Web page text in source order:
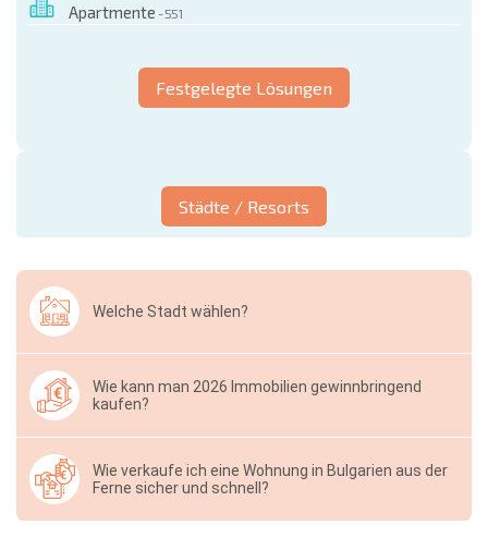
Apartmente - 551
Festgelegte Lösungen
Städte / Resorts
Welche Stadt wählen?
Wie kann man 2026 Immobilien gewinnbringend
kaufen?
Wie verkaufe ich eine Wohnung in Bulgarien aus der
Ferne sicher und schnell?